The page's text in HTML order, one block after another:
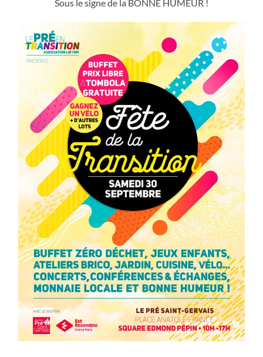
Sous le signe de la BONNE HUMEUR !